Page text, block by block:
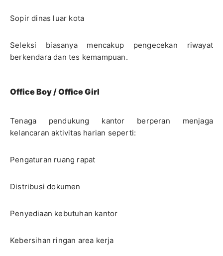
Sopir dinas luar kota
Seleksi biasanya mencakup pengecekan riwayat
berkendara dan tes kemampuan.
Office Boy / Office Girl
Tenaga pendukung kantor berperan menjaga
kelancaran aktivitas harian seperti:
Pengaturan ruang rapat
Distribusi dokumen
Penyediaan kebutuhan kantor
Kebersihan ringan area kerja